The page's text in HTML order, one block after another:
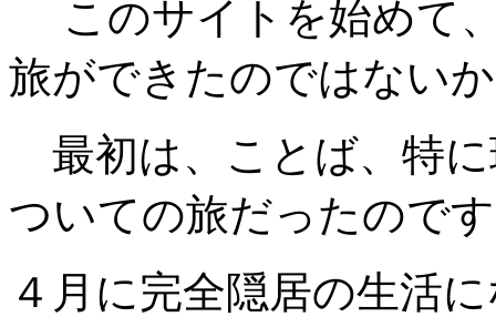
このサイトを始めて
旅ができたのではない
最初は、ことば、特
ついての旅だったので
４月に完全隠居の生活